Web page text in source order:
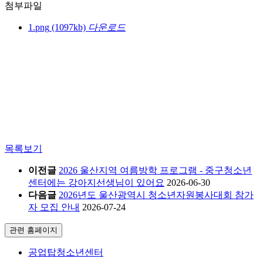
첨부파일
1.png (1097kb) 다운로드
목록보기
이전글 2026 울산지역 여름방학 프로그램 - 중구청소년
센터에는 강아지선생님이 있어요 2026-06-30
다음글 2026년도 울산광역시 청소년자원봉사대회 참가
자 모집 안내 2026-07-24
관련 홈페이지
공업탑청소년센터